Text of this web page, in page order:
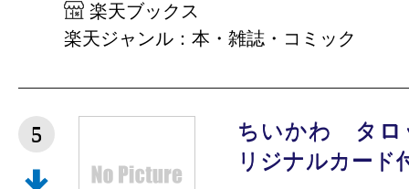
楽天ブックス
楽天ジャンル：本・雑誌・コミック
5
ちいかわ タ
リジナルカード